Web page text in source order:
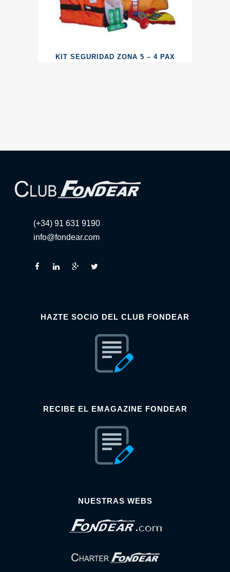
KIT SEGURIDAD ZONA 5 – 4 PAX
(+34) 91 631 9190
info@fondear.com
HAZTE SOCIO DEL CLUB FONDEAR
RECIBE EL EMAGAZINE FONDEAR
NUESTRAS WEBS